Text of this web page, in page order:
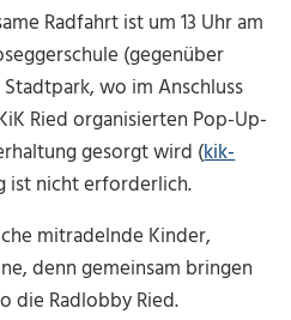
Radfahrt ist um 13 Uhr am
(gegenüber
wo im Anschluss
Ried organisierten Pop-Up-
gesorgt wird (kik-
ist nicht erforderlich.
mitradelnde Kinder,
denn gemeinsam bringen
die Radlobby Ried.